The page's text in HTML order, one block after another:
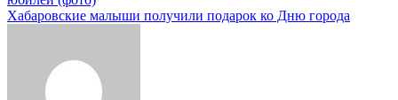
по
Хабаровские малыши получили подарок ко Дню города